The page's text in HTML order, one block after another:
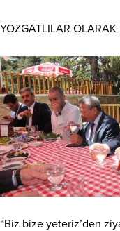
YOZGATLILAR
“Biz bize yeteriz’den